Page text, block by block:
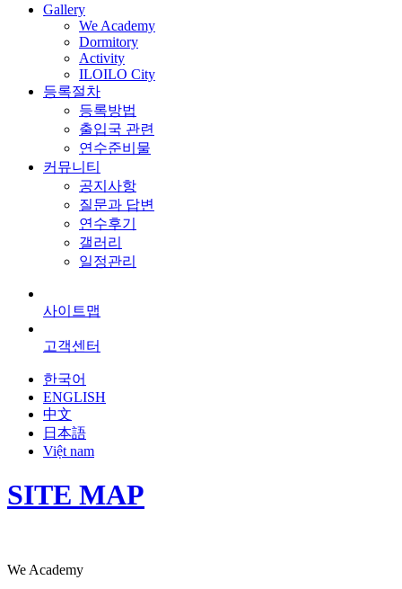
Gallery
We Academy
Dormitory
Activity
ILOILO City
등록절차
등록방법
출입국 관련
연수준비물
커뮤니티
공지사항
질문과 답변
연수후기
갤러리
일정관리
사이트맵
고객센터
한국어
ENGLISH
中文
日本語
Việt nam
SITE MAP
We Academy